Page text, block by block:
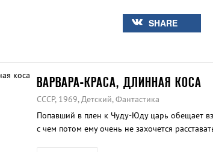
SHARE
ВАРВАРА-КРАСА, ДЛИННАЯ КОСА
СССР, 1969, Детский, Фантастика
Попавший в плен к Чуду-Юду царь обещает
с чем потом ему очень не захочется